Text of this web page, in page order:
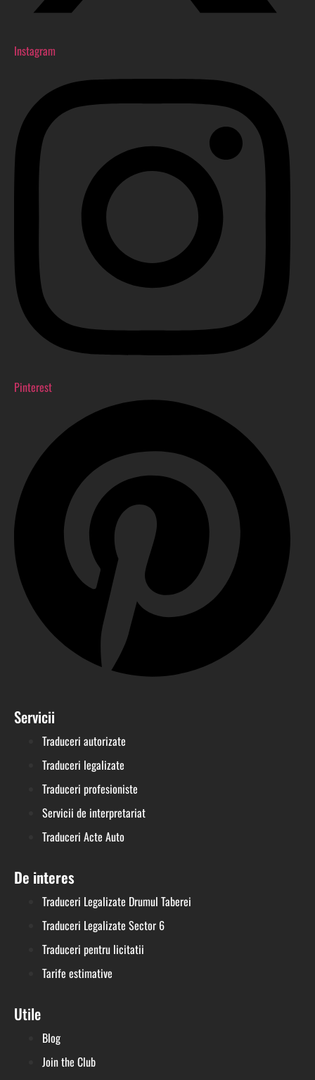
Instagram
Pinterest
Servicii
Traduceri autorizate
Traduceri legalizate
Traduceri profesioniste
Servicii de interpretariat
Traduceri Acte Auto
De interes
Traduceri Legalizate Drumul Taberei
Traduceri Legalizate Sector 6
Traduceri pentru licitatii
Tarife estimative
Utile
Blog
Join the Club